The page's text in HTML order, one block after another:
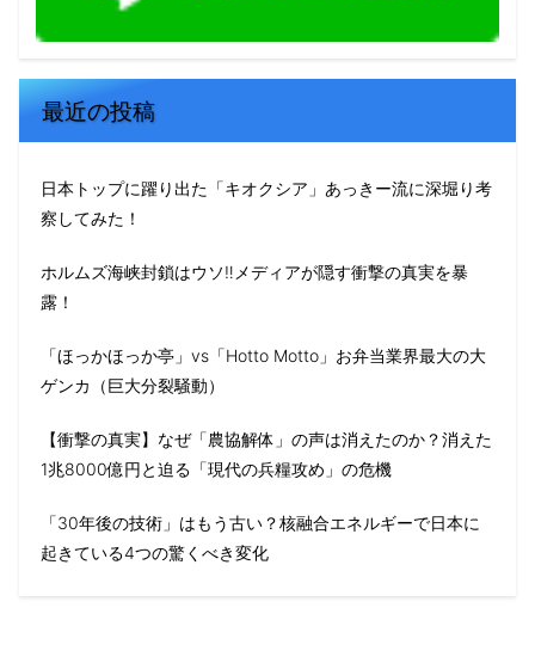
最近の投稿
日本トップに躍り出た「キオクシア」あっきー流に深堀り考
察してみた！
ホルムズ海峡封鎖はウソ‼️メディアが隠す衝撃の真実を暴
露！
「ほっかほっか亭」vs「Hotto Motto」お弁当業界最大の大
ゲンカ（巨大分裂騒動）
【衝撃の真実】なぜ「農協解体」の声は消えたのか？消えた
1兆8000億円と迫る「現代の兵糧攻め」の危機
「30年後の技術」はもう古い？核融合エネルギーで日本に
起きている4つの驚くべき変化